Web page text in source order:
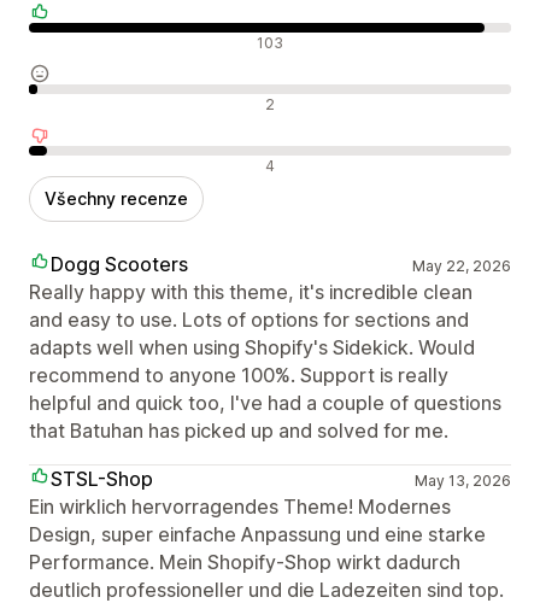
Pozitivní recenze 103
Neutrální recenze 2
Negativní recenze 4
Všechny recenze
Dogg Scooters May 22, 2026
Really happy with this theme, it's incredible clean
and easy to use. Lots of options for sections and
adapts well when using Shopify's Sidekick. Would
recommend to anyone 100%. Support is really
helpful and quick too, I've had a couple of questions
that Batuhan has picked up and solved for me.
STSL-Shop
May 13, 2026
Ein wirklich hervorragendes Theme! Modernes
Design, super einfache Anpassung und eine starke
Performance. Mein Shopify-Shop wirkt dadurch
deutlich professioneller und die Ladezeiten sind top.